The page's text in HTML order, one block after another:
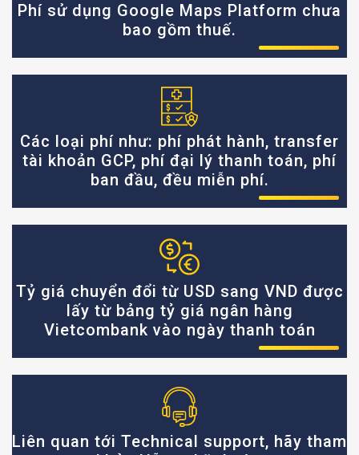
Phí sử dụng Google Maps Platform chưa
bao gồm thuế.
Các loại phí như: phí phát hành, transfer
tài khoản GCP, phí đại lý thanh toán, phí
ban đầu, đều miễn phí.
Tỷ giá chuyển đổi từ USD sang VND được
lấy từ bảng tỷ giá ngân hàng
Vietcombank vào ngày thanh toán
Liên quan tới Technical support, hãy tham